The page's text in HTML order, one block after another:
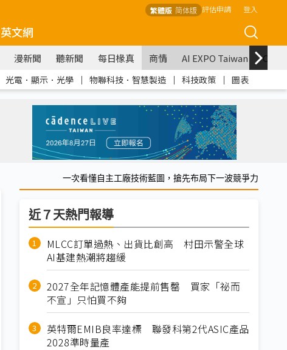
繁體版 简体版 評估申請 登入
英文網
漫新聞 聽新聞 每日椽真 商情 AI EXPO Taiwan
光電．顯示．光學 ｜ 物聯科技．智慧製造 ｜ 科技政策 ｜ 圖表
一次看懂自主工廠技術藍圖，搶先布局下一波競爭力
近７天熱門報導
MLCC訂單過熱、出貨比創高 村田示警全球
AI基建熱潮將趨緩
2027全年記憶體產能提前售罄 買家「祕而
不宣」只怕買不夠
英特爾EMIB良率達標 聯發科第2代ASIC產品
2028準時量產